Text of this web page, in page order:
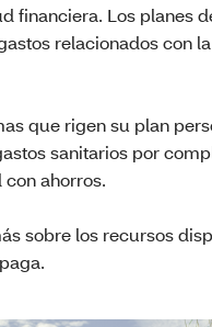
financiera. Los planes
relacionados con
que rigen su plan
sanitarios por
ahorros.
sobre los recursos